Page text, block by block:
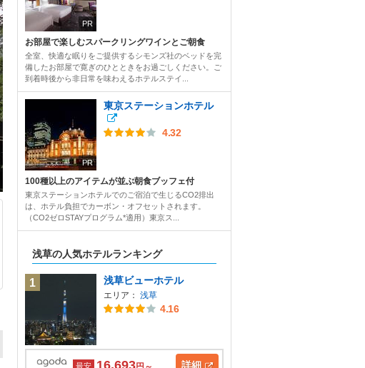
PR
お部屋で楽しむスパークリングワインとご朝食
全室、快適な眠りをご提供するシモンズ社のベッドを完
備したお部屋で寛ぎのひとときをお過ごしください。ご
到着時後から非日常を味わえるホテルステイ...
PR
東京ステーションホテル
4.32
100種以上のアイテムが並ぶ朝食ブッフェ付
東京ステーションホテルでのご宿泊で生じるCO2排出
は、ホテル負担でカーボン・オフセットされます。
（CO2ゼロSTAYプログラム*適用）東京ス...
浅草の人気ホテルランキング
1 浅草ビューホテル
エリア： 浅草
4.16
最安 16,693 詳細